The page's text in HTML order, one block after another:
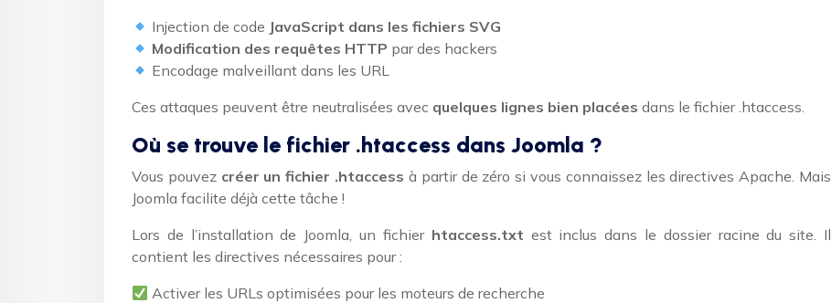
Injection de code JavaScript dans les fichiers SVG
Modification des requêtes HTTP par des hackers
Encodage malveillant dans les URL
Ces attaques peuvent être neutralisées avec quelques lignes bien placées dans le fichier .htaccess.
Où se trouve le fichier .htaccess dans Joomla ?
Vous pouvez créer un fichier .htaccess à partir de zéro si vous connaissez les directives Apache. Mais
Joomla facilite déjà cette tâche !
Lors de l’installation de Joomla, un fichier htaccess.txt est inclus dans le dossier racine du site. Il
contient les directives nécessaires pour :
Activer les URLs optimisées pour les moteurs de recherche